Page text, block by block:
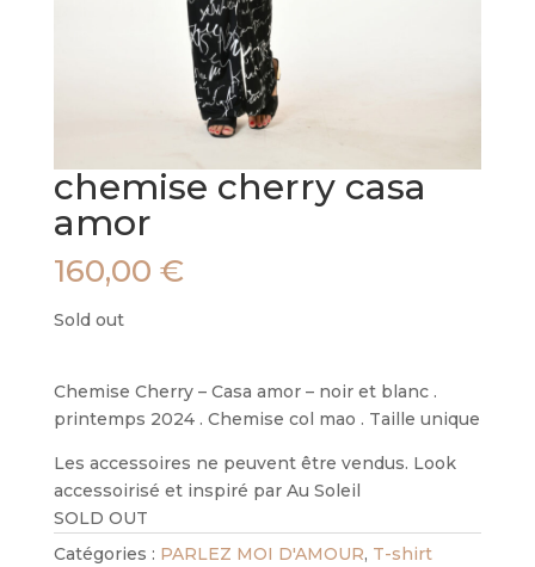
chemise cherry casa
amor
160,00 €
Sold out
Chemise Cherry – Casa amor – noir et blanc .
printemps 2024 . Chemise col mao . Taille unique
Les accessoires ne peuvent être vendus. Look
accessoirisé et inspiré par Au Soleil
SOLD OUT
Catégories : PARLEZ MOI D'AMOUR, T-shirt